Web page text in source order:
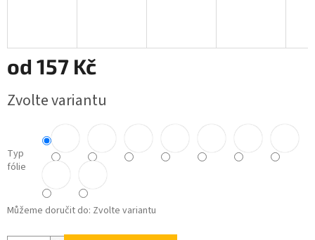
od 157 Kč
cena:
Zvolte variantu
Typ
fólie
Můžeme doručit do: Zvolte variantu